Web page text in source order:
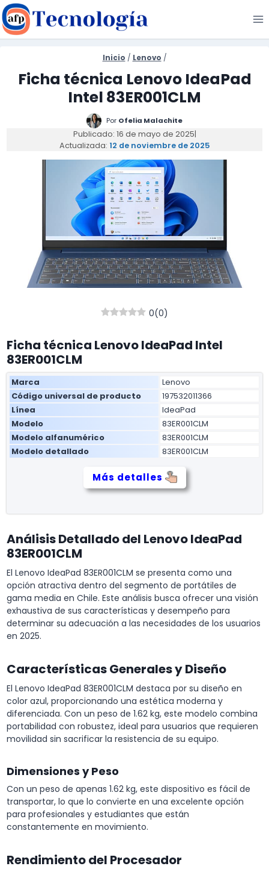
Saltar
al
contenido
Inicio / Lenovo /
Ficha técnica Lenovo IdeaPad
Intel 83ER001CLM
Por Ofelia Malachite
Publicado: 16 de mayo de 2025|
Actualizada: 12 de noviembre de 2025
0(0)
Ficha técnica Lenovo IdeaPad Intel
83ER001CLM
Marca
Lenovo
Código universal de producto
197532011366
Línea
IdeaPad
Modelo
83ER001CLM
Modelo alfanumérico
83ER001CLM
Modelo detallado
83ER001CLM
Más detalles
Análisis Detallado del Lenovo IdeaPad
83ER001CLM
El Lenovo IdeaPad 83ER001CLM se presenta como una
opción atractiva dentro del segmento de portátiles de
gama media en Chile. Este análisis busca ofrecer una visión
exhaustiva de sus características y desempeño para
determinar su adecuación a las necesidades de los usuarios
en 2025.
Características Generales y Diseño
El Lenovo IdeaPad 83ER001CLM destaca por su diseño en
color azul, proporcionando una estética moderna y
diferenciada. Con un peso de 1.62 kg, este modelo combina
portabilidad con robustez, ideal para usuarios que requieren
movilidad sin sacrificar la resistencia de su equipo.
Dimensiones y Peso
Con un peso de apenas 1.62 kg, este dispositivo es fácil de
transportar, lo que lo convierte en una excelente opción
para profesionales y estudiantes que están
constantemente en movimiento.
Rendimiento del Procesador